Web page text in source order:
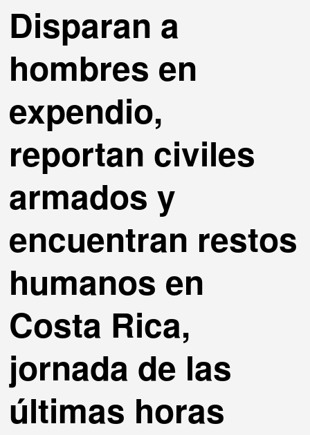
Disparan a
hombres en
expendio,
reportan civiles
armados y
encuentran restos
humanos en
Costa Rica,
jornada de las
últimas horas